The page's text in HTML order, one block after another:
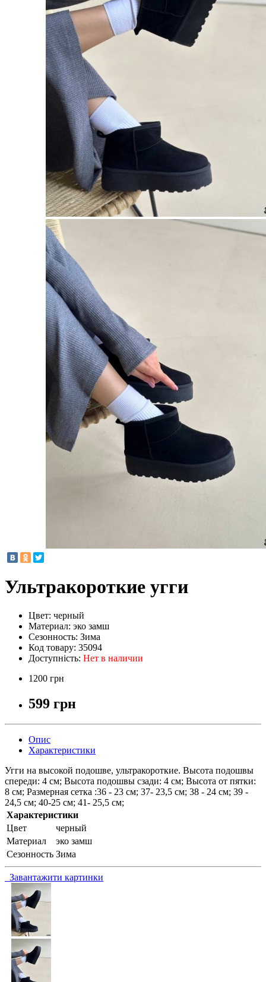
Ультракороткие угги
Цвет: черный
Материал: эко замш
Сезонность: Зима
Код товару: 35094
Доступність: Нет в наличии
1200 грн
599 грн
Опис
Характеристики
Угги на высокой подошве, ультракороткие. Высота подошвы
спереди: 4 см; Высота подошвы сзади: 4 см; Высота от пятки:
8 см; Размерная сетка :36 - 23 см; 37- 23,5 см; 38 - 24 см; 39 -
24,5 см; 40-25 см; 41- 25,5 см;
Характеристики
Цвет
черный
Материал
эко замш
Сезонность Зима
Завантажити картинки